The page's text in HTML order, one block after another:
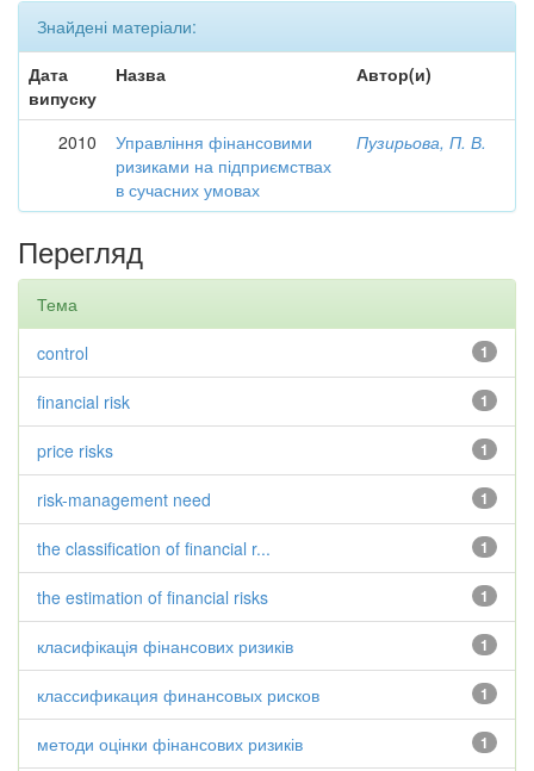
Знайдені матеріали:
Дата
випуску
Назва Автор(и)
2010
Управління фінансовими
ризиками на підприємствах
в сучасних умовах
Пузирьова, П. В.
Перегляд
Тема
1
control
1
financial risk
1
price risks
1
risk-management need
1
the classification of financial r...
1
the estimation of financial risks
1
класифікація фінансових ризиків
1
классификация финансовых рисков
1
методи оцінки фінансових ризиків